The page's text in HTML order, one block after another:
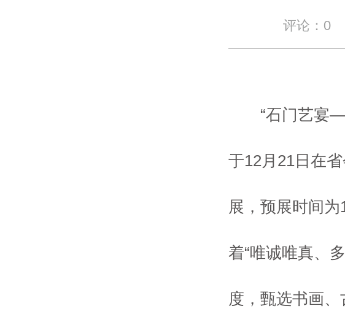
评论：0
“石门艺宴
于12月21日在
展，预展时间
着“唯诚唯真、
度，甄选书画